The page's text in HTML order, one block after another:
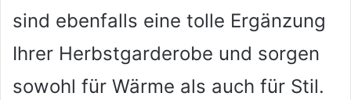
sind ebenfalls eine tolle Ergänzung
Ihrer Herbstgarderobe und sorgen
sowohl für Wärme als auch für Stil.